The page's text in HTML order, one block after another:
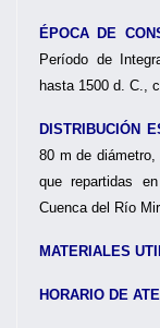
ÉPOCA DE
Período de
hasta 1500 d. C.,
DISTRIBUCIÓN
80 m de
que repartidas
Cuenca del Río
MATERIALES
HORARIO DE